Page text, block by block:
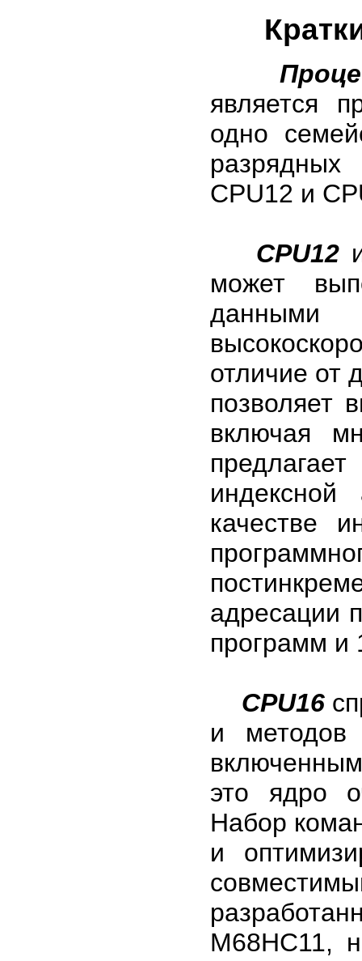
является
одно
CPU12 и
CPU12
может
отличие от
позволяет
включая
индексной
качестве
адресации
программ и
CPU16
и методов
это ядро
Набор
и
М68НС11,